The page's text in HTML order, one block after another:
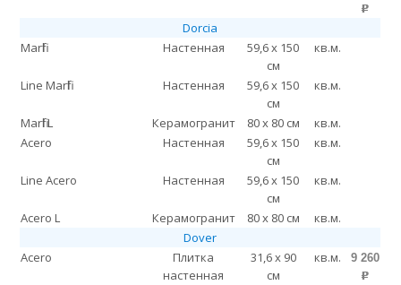
p
Dorcia
Marfil
Настенная
59,6 x 150
см
кв.м.
Line Marfil Настенная
59,6 x 150
см
кв.м.
Marfil L Керамогранит 80 x 80 см
кв.м.
Acero
Настенная
59,6 x 150
см
кв.м.
Line Acero Настенная
59,6 x 150
см
кв.м.
Acero L Керамогранит 80 x 80 см
кв.м.
Dover
Acero
Плитка
настенная
31,6 x 90
см
кв.м. 9 260
p